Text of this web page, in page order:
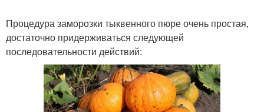
Процедура заморозки тыквенного пюре очень простая,
достаточно придерживаться следующей
последовательности действий: